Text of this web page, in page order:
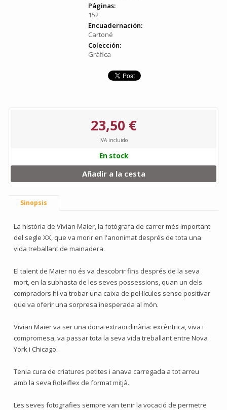
Páginas:
152
Encuadernación:
Cartoné
Colección:
Gràfica
23,50 €
IVA incluido
En stock
Añadir a la cesta
Sinopsis
La història de Vivian Maier, la fotògrafa de carrer més important
del segle XX, que va morir en l'anonimat després de tota una
vida treballant de mainadera.
El talent de Maier no és va descobrir fins després de la seva
mort, en la subhasta de les seves possessions, quan un dels
compradors hi va trobar una caixa de pel·lícules sense positivar
que va oferir una sorpresa inesperada al món.
Vivian Maier va ser una dona extraordinària: excèntrica, viva i
compromesa, va passar tota la seva vida treballant entre Nova
York i Chicago.
Tenia cura de criatures petites i anava carregada a tot arreu
amb la seva Roleiflex de format mitjà.
Les seves fotografies sempre van tenir la vocació de permetre